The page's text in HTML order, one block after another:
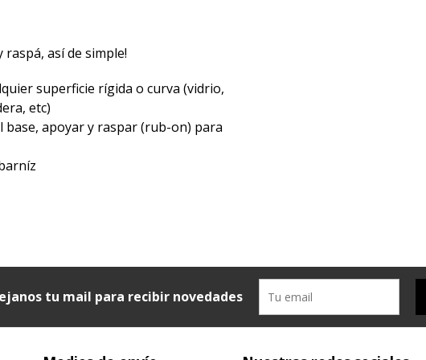
raspá, así de simple!
superficie rígida o curva (vidrio,
etc)
base, apoyar y raspar (rub-on) para
tu mail para recibir novedades